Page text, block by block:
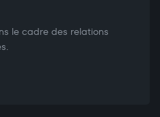
le cadre des relations